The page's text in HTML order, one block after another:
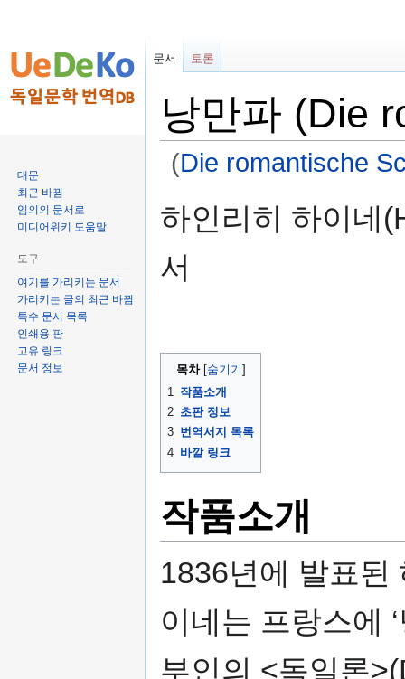
낭만파 (Die
(Die romantische
러
기
색
러
하인리히 하이네
서
목차
1
작품소개
2 초판 정보
3 번역서지 목록
4 바깥 링크
작품소개
1836년에 발표된
이네는 프랑스에
부인의 <독일론
문서 토론
대문
최근 바뀜
임의의 문서로
미디어위키 도움말
도구
여기를 가리키는 문서
가리키는 글의 최근 바뀜
특수 문서 목록
인쇄용 판
고유 링크
문서 정보